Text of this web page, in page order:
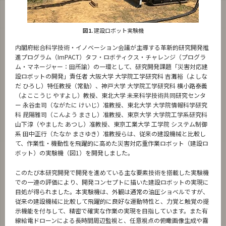
図1.建設ロボット実験機
内閣府総合科学技術・イノベーション会議が主導する革新的研究開発推
進プログラム（ImPACT）タフ・ロボティクス・チャレンジ（プログラ
ム・マネージャー：田所諭）の一環として、研究開発課題「災害対応建
設ロボットの開発」責任者 大阪大学 大学院工学研究科 吉灘裕（よしな
だ ひろし）特任教授（常勤）、神戸大学 大学院工学研究科 横小路泰義
（よここうじ やすよし）教授、東北大学 未来科学技術共同研究センタ
ー 永谷圭司（ながたに けいじ）准教授、東北大学 大学院情報科学研究
科 昆陽雅司（こんよう まさし）准教授、東京大学 大学院工学系研究科
山下淳（やました あつし）准教授、東京工業大学 工学院 システム制御
系 田中正行（たなか まさゆき）准教授らは、従来の建設機械と比較し
て、作業性・機動性を飛躍的に高めた災害対応重作業ロボット（建設ロ
ボット）の実験機（図1）を開発しました。
このたび本研究開発で開発を進めている主な要素技術を搭載した実験機
での一連の評価により、開発コンセプトに描いた建設ロボットの実現に
目処が得られました。本実験機は、外観は通常の油圧ショベルですが、
従来の建設機械に比較して飛躍的に良好な運動特性と、力覚と触覚の提
示機能を付与して、精密で確実な作業の実現を目指しています。また有
線給電ドローンによる長時間周辺監視と、任意視点の俯瞰画像生成や霧